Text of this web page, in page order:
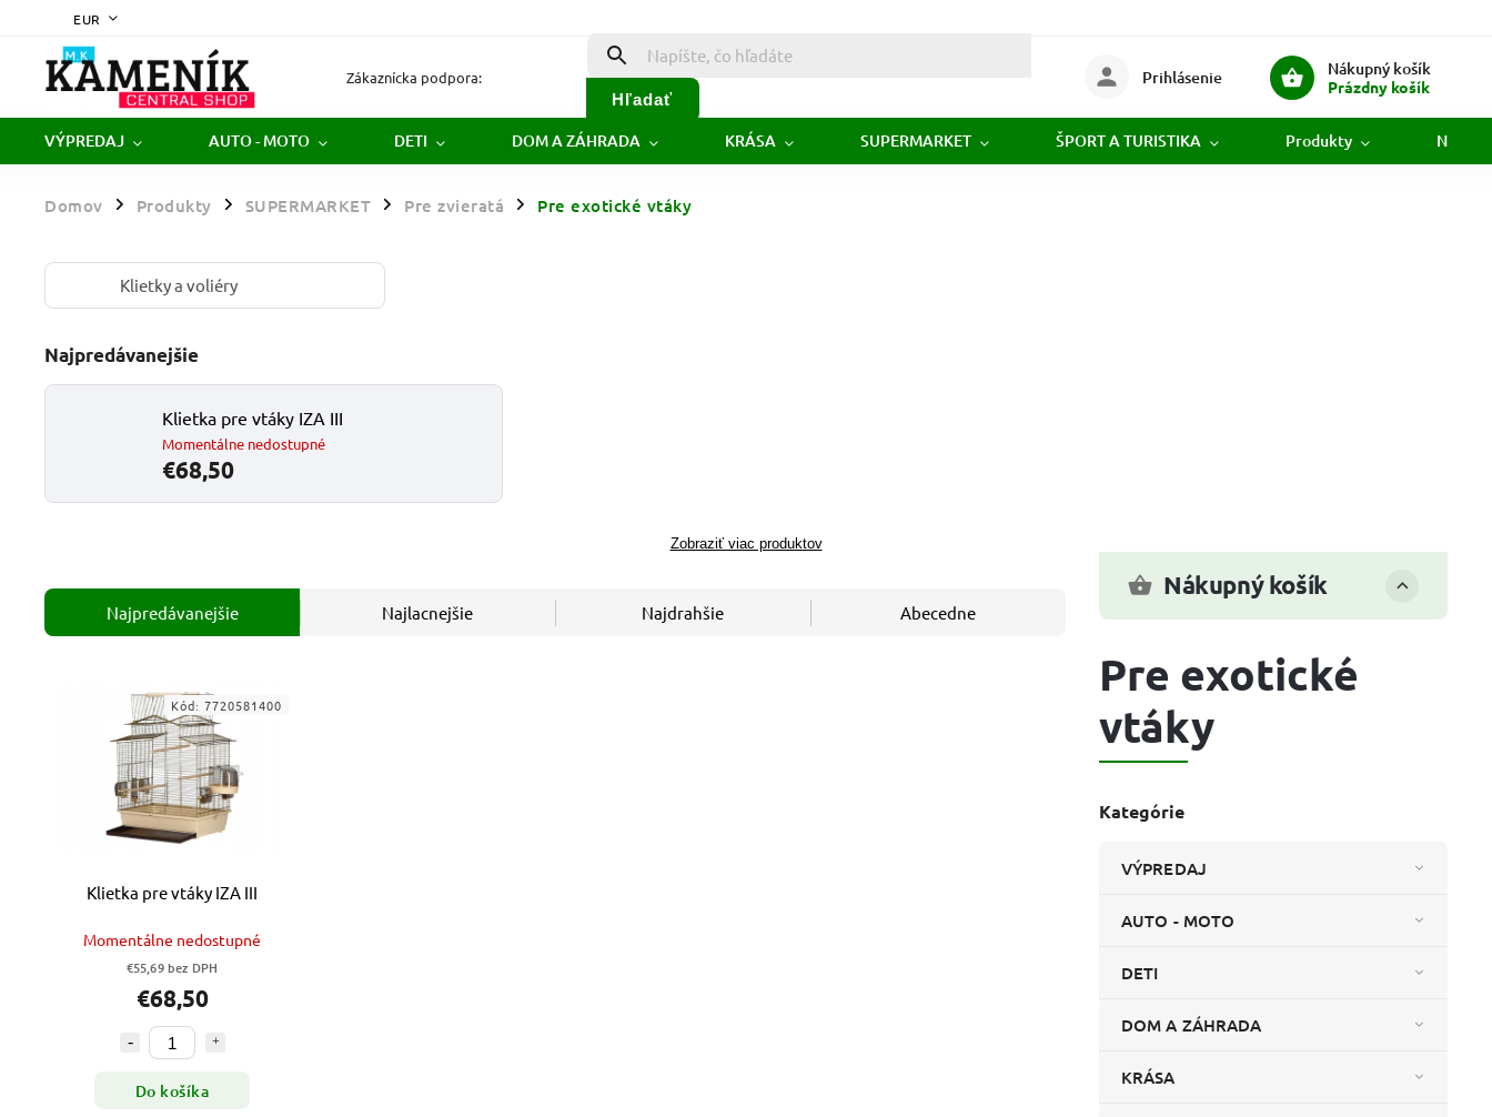
EUR
Zákaznícka podpora:
Hľadať
Nákupný košík
Prázdny košík
Prihlásenie
VÝPREDAJ AUTO - MOTO DETI DOM A ZÁHRADA KRÁSA SUPERMARKET ŠPORT A TURISTIKA Produkty
Domov / Produkty / SUPERMARKET / Pre zvieratá / Pre exotické vtáky
Klietky a voliéry
Najpredávanejšie
Klietka pre vtáky IZA III
Momentálne nedostupné
€68,50
Zobraziť viac produktov
Nákupný košík
Pre exotické
vtáky
Kategórie
VÝPREDAJ
AUTO - MOTO
DETI
DOM A ZÁHRADA
KRÁSA
Najpredávanejšie Najlacnejšie Najdrahšie Abecedne
Klietka pre vtáky IZA III
Momentálne nedostupné
€55,69 bez DPH
€68,50
Do košíka
Kód: 7720581400